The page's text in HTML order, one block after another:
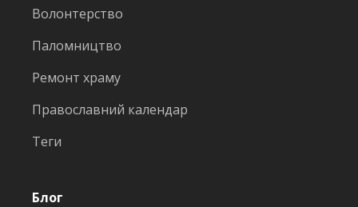
Волонтерство
Паломництво
Ремонт храму
Православний календар
Теги
Блог